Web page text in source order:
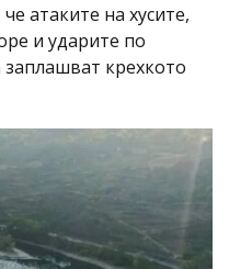
атаките на хусите,
и ударите по
заплашват крехкото